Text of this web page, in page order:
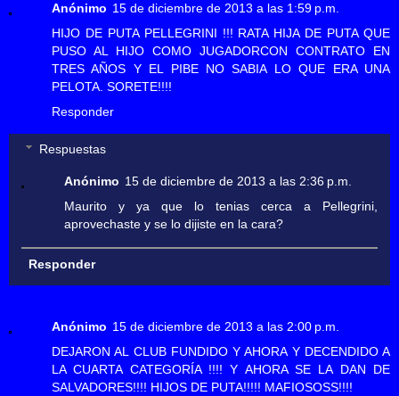
Anónimo 15 de diciembre de 2013 a las 1:59 p.m.
HIJO DE PUTA PELLEGRINI !!! RATA HIJA DE PUTA QUE
PUSO AL HIJO COMO JUGADORCON CONTRATO EN
TRES AÑOS Y EL PIBE NO SABIA LO QUE ERA UNA
PELOTA. SORETE!!!!
Responder
Respuestas
Anónimo 15 de diciembre de 2013 a las 2:36 p.m.
Maurito y ya que lo tenias cerca a Pellegrini,
aprovechaste y se lo dijiste en la cara?
Responder
Anónimo 15 de diciembre de 2013 a las 2:00 p.m.
DEJARON AL CLUB FUNDIDO Y AHORA Y DECENDIDO A
LA CUARTA CATEGORÍA !!!! Y AHORA SE LA DAN DE
SALVADORES!!!! HIJOS DE PUTA!!!!! MAFIOSOSS!!!!